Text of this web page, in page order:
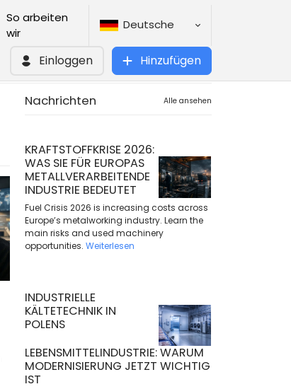
So arbeiten
wir
Deutsche
Einloggen Hinzufügen
Alle ansehen
Nachrichten
KRAFTSTOFFKRISE 2026:
WAS SIE FÜR EUROPAS
METALLVERARBEITENDE
INDUSTRIE BEDEUTET
Fuel Crisis 2026 is increasing costs across
Europe’s metalworking industry. Learn the
main risks and used machinery
opportunities. Weiterlesen
INDUSTRIELLE
KÄLTETECHNIK IN
POLENS
LEBENSMITTELINDUSTRIE: WARUM
MODERNISIERUNG JETZT WICHTIG
IST